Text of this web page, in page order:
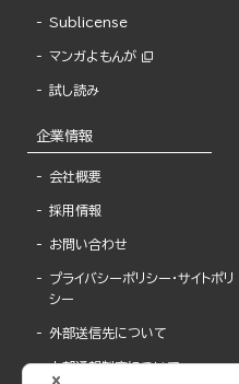
Sublicense
マンガよもんが
試し読み
企業情報
会社概要
採用情報
お問い合わせ
プライバシーポリシー・サイトポリ
シー
外部送信先について
内部通報制度について